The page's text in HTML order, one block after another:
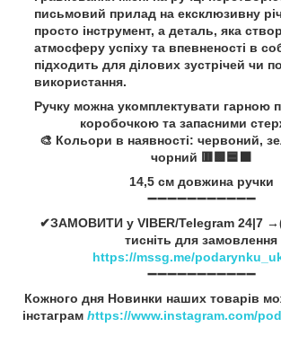
письмовий прилад на ексклюзивну
просто інструмент, а деталь, яка
атмосферу успіху та впевненості в
підходить для ділових зустрічей чи
використання.
Ручку можна укомплектувати гарною
коробочкою та запасними
🎨 Кольори в наявності: червоний,
чорний 🟥🟩🟦⬛
14,5 см довжина ручки
➖➖➖➖➖➖➖➖➖➖➖
✔ЗАМОВИТИ у VIBER/Telegram 24|7
тисніть для замовлення
https://mssg.me/
➖➖➖➖➖➖➖➖➖➖➖
Кожного дня Новинки наших товарів
інстаграм https://www.instagram.com/